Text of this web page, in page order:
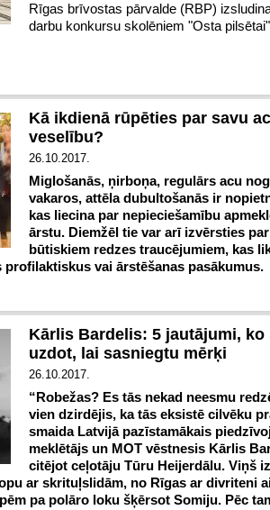
Rīgas brīvostas pārvalde (RBP)
darbu konkursu skolēniem "Osta
Kā ikdienā rūpēties par savu
veselību?
26.10.2017.
Miglošanās, ņirboņa, regulārs acu
vakaros, attēla dubultošanās ir
kas liecina par nepieciešamību
ārstu. Diemžēl tie var arī izvērsties
būtiskiem redzes traucējumiem, kas
profilaktiskus vai ārstēšanas pasākumus.
Kārlis Bardelis: 5 jautājumi, ko
uzdot, lai sasniegtu mērķi
26.10.2017.
“Robežas? Es tās nekad neesmu
vien dzirdējis, ka tās eksistē cilvēku
smaida Latvijā pazīstamākais
meklētājs un MOT vēstnesis Kārlis
citējot ceļotāju Tūru Heijerdālu. Viņš
ar skrituļslidām, no Rīgas ar divriteni
pa polāro loku šķērsot Somiju. Pēc